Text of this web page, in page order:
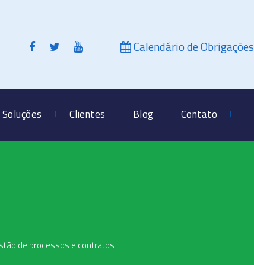
Calendário de Obrigações
Soluções Clientes Blog Contato
de processos e contratos